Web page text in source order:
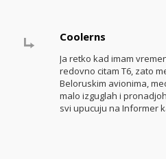
Coolerns
Ja retko kad imam
redovno citam T6, zato
Beloruskim avionima,
malo izguglah i
svi upucuju na Informer